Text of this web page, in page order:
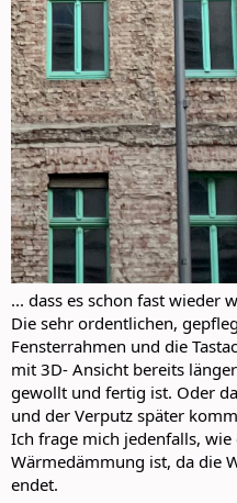
... dass es schon fast wieder
Die sehr ordentlichen,
Fensterrahmen und die
mit 3D- Ansicht bereits
gewollt und fertig ist. Oder
und der Verputz später
Ich frage mich jedenfalls,
Wärmedämmung ist, da die
endet.